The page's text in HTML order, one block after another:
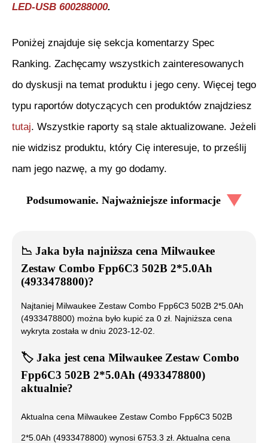
LED-USB 600288000.
Poniżej znajduje się sekcja komentarzy Spec
Ranking. Zachęcamy wszystkich zainteresowanych
do dyskusji na temat produktu i jego ceny. Więcej tego
typu raportów dotyczących cen produktów znajdziesz
tutaj. Wszystkie raporty są stale aktualizowane. Jeżeli
nie widzisz produktu, który Cię interesuje, to prześlij
nam jego nazwę, a my go dodamy.
Podsumowanie. Najważniejsze informacje
📉 Jaka była najniższa cena Milwaukee
Zestaw Combo Fpp6C3 502B 2*5.0Ah
(4933478800)?
Najtaniej Milwaukee Zestaw Combo Fpp6C3 502B 2*5.0Ah
(4933478800) można było kupić za 0 zł. Najniższa cena
wykryta została w dniu 2023-12-02
🏷️ Jaka jest cena Milwaukee Zestaw Combo
Fpp6C3 502B 2*5.0Ah (4933478800)
aktualnie?
Aktualna cena Milwaukee Zestaw Combo Fpp6C3 502B
2*5.0Ah (4933478800) wynosi 6753.3 zł. Aktualna cena